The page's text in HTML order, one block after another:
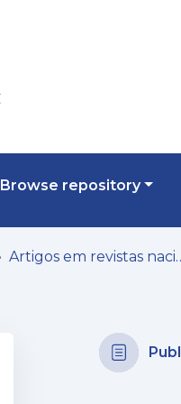
Browse repository
Artigos